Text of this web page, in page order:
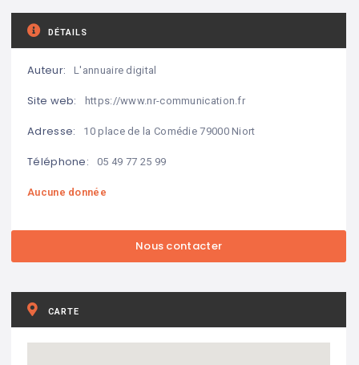
DÉTAILS
Auteur: L'annuaire digital
Site web: https://www.nr-communication.fr
Adresse: 10 place de la Comédie 79000 Niort
Téléphone: 05 49 77 25 99
Aucune donnée
CARTE